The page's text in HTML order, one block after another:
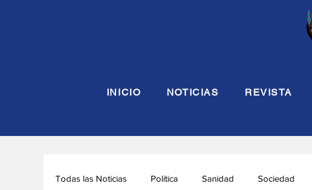
INICIO NOTICIAS REVISTA
Todas las Noticias Política Sanidad Sociedad